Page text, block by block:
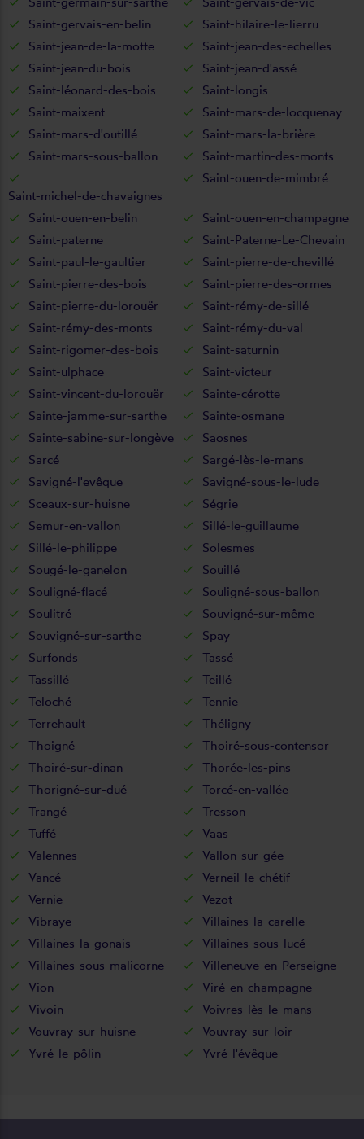
Saint-gervais-en-belin
Saint-hilaire-le-lierru
Saint-jean-de-la-motte
Saint-jean-des-echelles
Saint-jean-du-bois
Saint-jean-d'assé
Saint-léonard-des-bois
Saint-longis
Saint-maixent
Saint-mars-de-locquenay
Saint-mars-d'outillé
Saint-mars-la-brière
Saint-mars-sous-ballon
Saint-martin-des-monts
Saint-michel-de-chavaignes
Saint-ouen-de-mimbré
Saint-ouen-en-belin
Saint-ouen-en-champagne
Saint-paterne
Saint-Paterne-Le-Chevain
Saint-paul-le-gaultier
Saint-pierre-de-chevillé
Saint-pierre-des-bois
Saint-pierre-des-ormes
Saint-pierre-du-lorouër
Saint-rémy-de-sillé
Saint-rémy-des-monts
Saint-rémy-du-val
Saint-rigomer-des-bois
Saint-saturnin
Saint-ulphace
Saint-victeur
Saint-vincent-du-lorouër
Sainte-cérotte
Sainte-jamme-sur-sarthe
Sainte-osmane
Sainte-sabine-sur-longève
Saosnes
Sarcé
Sargé-lès-le-mans
Savigné-l'evêque
Savigné-sous-le-lude
Sceaux-sur-huisne
Ségrie
Semur-en-vallon
Sillé-le-guillaume
Sillé-le-philippe
Solesmes
Sougé-le-ganelon
Souillé
Souligné-flacé
Souligné-sous-ballon
Soulitré
Souvigné-sur-même
Souvigné-sur-sarthe
Spay
Surfonds
Tassé
Tassillé
Teillé
Teloché
Tennie
Terrehault
Théligny
Thoigné
Thoiré-sous-contensor
Thoiré-sur-dinan
Thorée-les-pins
Thorigné-sur-dué
Torcé-en-vallée
Trangé
Tresson
Tuffé
Vaas
Valennes
Vallon-sur-gée
Vancé
Verneil-le-chétif
Vernie
Vezot
Vibraye
Villaines-la-carelle
Villaines-la-gonais
Villaines-sous-lucé
Villaines-sous-malicorne
Villeneuve-en-Perseigne
Vion
Viré-en-champagne
Vivoin
Voivres-lès-le-mans
Vouvray-sur-huisne
Vouvray-sur-loir
Yvré-le-pôlin
Yvré-l'évêque